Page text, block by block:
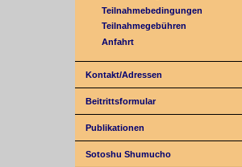
Teilnahmebedingungen
Teilnahmegebühren
Anfahrt
Kontakt/Adressen
Beitrittsformular
Publikationen
Sotoshu Shumucho